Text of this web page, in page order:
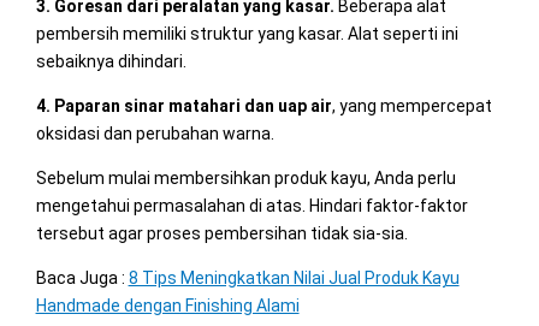
3. Goresan dari peralatan yang kasar. Beberapa alat
pembersih memiliki struktur yang kasar. Alat seperti ini
sebaiknya dihindari.
4. Paparan sinar matahari dan uap air, yang mempercepat
oksidasi dan perubahan warna.
Sebelum mulai membersihkan produk kayu, Anda perlu
mengetahui permasalahan di atas. Hindari faktor-faktor
tersebut agar proses pembersihan tidak sia-sia.
Baca Juga : 8 Tips Meningkatkan Nilai Jual Produk Kayu
Handmade dengan Finishing Alami